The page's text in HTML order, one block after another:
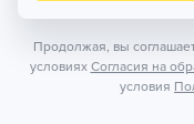
Продолжая, вы
условиях Согласия на
условия